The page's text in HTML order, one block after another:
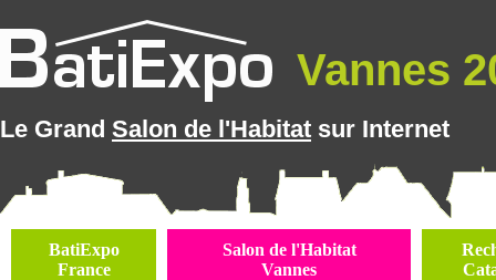
Vannes
Le Grand Salon de l'Habitat sur Internet
BatiExpo
France
Salon de l'Habitat
Vannes